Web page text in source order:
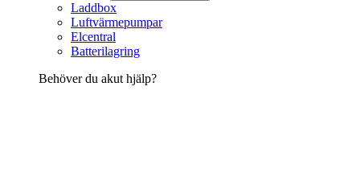
Laddbox
Luftvärmepumpar
Elcentral
Batterilagring
Behöver du akut hjälp?